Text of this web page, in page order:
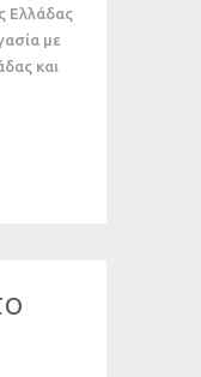
Ελλάδας
με
και